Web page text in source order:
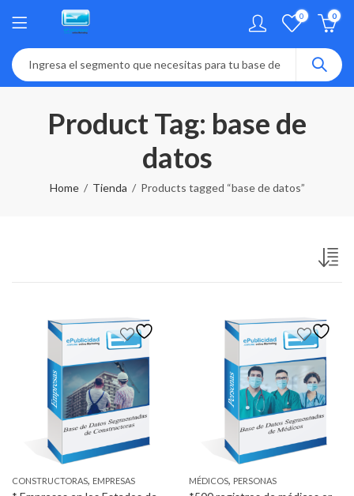
0 0
Product Tag: base de
datos
Home Tienda Products tagged “base de datos”
CONSTRUCTORAS, EMPRESAS MÉDICOS, PERSONAS